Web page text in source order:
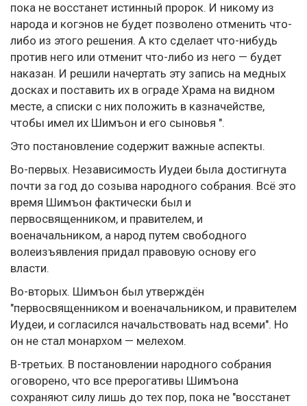
пока не восстанет истинный пророк. И никому из
народа и когэнов не будет позволено отменить что-
либо из этого решения. А кто сделает что-нибудь
против него или отменит что-либо из него — будет
наказан. И решили начертать эту запись на медных
досках и поставить их в ограде Храма на видном
месте, а списки с них положить в казначействе,
чтобы имел их Шимъон и его сыновья ".
Это постановление содержит важные аспекты.
Во-первых. Независимость Иудеи была достигнута
почти за год до созыва народного собрания. Всё это
время Шимъон фактически был и
первосвященником, и правителем, и
военачальником, а народ путем свободного
волеизъявления придал правовую основу его
власти.
Во-вторых. Шимъон был утверждён
"первосвященником и военачальником, и правителем
Иудеи, и согласился начальствовать над всеми". Но
он не стал монархом — мелехом.
В-третьих. В постановлении народного собрания
оговорено, что все прерогативы Шимъона
сохраняют силу лишь до тех пор, пока не "восстанет